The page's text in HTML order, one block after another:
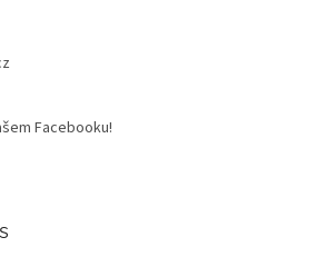
Facebooku!